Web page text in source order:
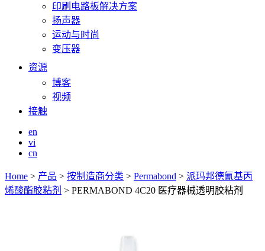
印刷电路板解决方案
扬声器
运动与时尚
变压器
资源
博客
视频
接触
en
vi
cn
Home > 产品 > 按制造商分类 > Permabond > 派玛邦德氰基丙
烯酸酯胶粘剂 > PERMABOND 4C20 医疗器械透明胶粘剂